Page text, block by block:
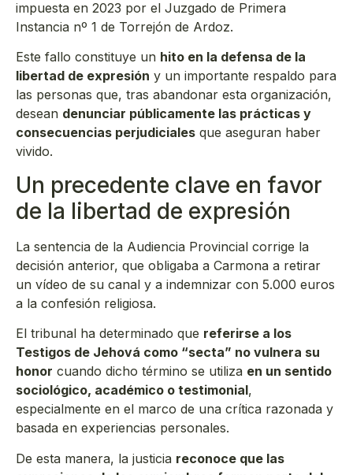
impuesta en 2023 por el Juzgado de Primera
Instancia nº 1 de Torrejón de Ardoz.
Este fallo constituye un hito en la defensa de la
libertad de expresión y un importante respaldo para
las personas que, tras abandonar esta organización,
desean denunciar públicamente las prácticas y
consecuencias perjudiciales que aseguran haber
vivido.
Un precedente clave en favor
de la libertad de expresión
La sentencia de la Audiencia Provincial corrige la
decisión anterior, que obligaba a Carmona a retirar
un vídeo de su canal y a indemnizar con 5.000 euros
a la confesión religiosa.
El tribunal ha determinado que referirse a los
Testigos de Jehová como “secta” no vulnera su
honor cuando dicho término se utiliza en un sentido
sociológico, académico o testimonial,
especialmente en el marco de una crítica razonada y
basada en experiencias personales.
De esta manera, la justicia reconoce que las